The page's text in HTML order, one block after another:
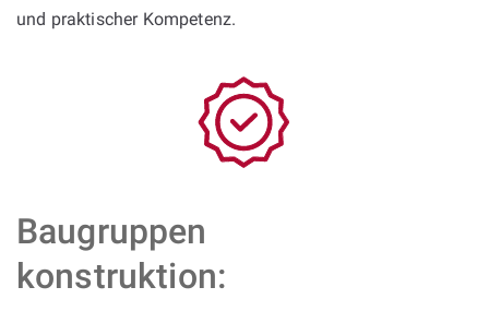
und praktischer Kompetenz.
Baugruppen
konstruktion: